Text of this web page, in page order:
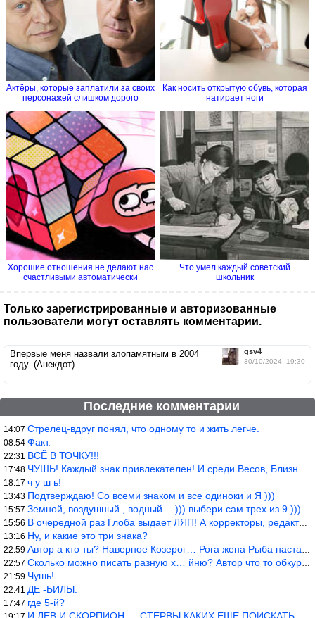
Актёры, которые заплатили за своих
персонажей слишком дорого
Как носить открытую обувь, которая
натирает ноги
Хорошие отношения не делают нас
счастливыми автоматически
Что умел каждый советский
школьник
Только зарегистрированные и авторизованные
пользователи могут оставлять комментарии.
gsv4
30/10/2024, 19:30
Впервые меня назвали злопамятным в 2004
году. (Анекдот)
Последние комментарии
14:07 Стрелец-вдруг понял, что одному то и жить легче.
08:54 Факт.
22:31 ВСЁ В ТОЧКУ!!!
17:48 ЧУШЬ! Каждый знак привлекателен! И среди Весов, Близнецов встреч
18:17 ч у ш ь!
13:43 Подтверждаю! Со всеми знаком и все одиноки и Я )))
15:57 Земной, воздушный., водный… ))) выбери сам трех из 9 )))
15:56 В очередной раз Глоба выдает ЛЯП! А корректоры, редакторы пропус
13:16 Ну, и какие это три знака?
22:59 Автор а кто ты? Наверное Козерог… Рога жена Рыба наставила ))
22:57 Сколько можно писать разную х… йню? Автор что то обкурился?
21:59 Чушь!
22:41 ДЕ -БИЛЫ.
17:47 где 5-й?